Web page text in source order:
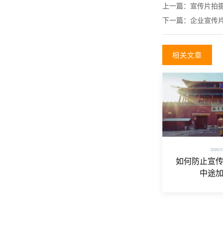
上一篇： 宣传片拍
下一篇： 企业宣传
相关文章
2026/
如何防止宣
中途